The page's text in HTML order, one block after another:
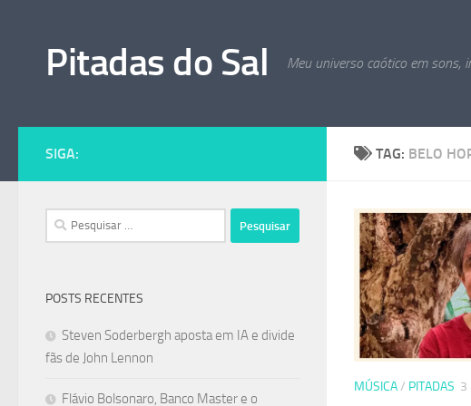
Pitadas do Sal Meu universo caótico em sons,
TAG: BELO
MÚSICA/ PITADAS 3
SIGA:
Pesquisar
por:
POSTS RECENTES
Steven Soderbergh aposta em IA e divide
fãs de John Lennon
Flávio Bolsonaro, Banco Master e o